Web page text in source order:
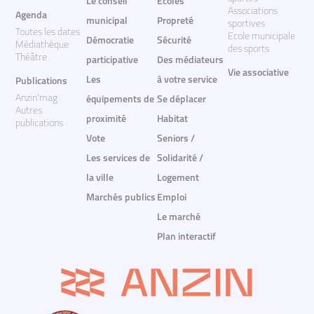
Agenda
Toutes les dates
Médiathèque
Théâtre
Publications
Anzin'mag
Autres
publications
municipal
Démocratie
participative
Les
équipements de
proximité
Vote
Les services de
la ville
Marchés publics
Propreté
Sécurité
Des médiateurs
à votre service
Se déplacer
Habitat
Seniors /
Solidarité /
Logement
Emploi
Le marché
Plan interactif
Associations
sportives
Ecole municipale
des sports
Vie associative